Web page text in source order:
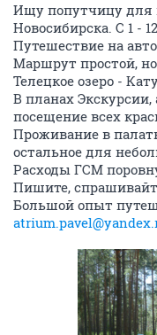
Ищу попутчицу для
Новосибирска. С 1 -
Путешествие на
Маршрут простой,
Телецкое озеро -
В планах
посещение всех
Проживание в
остальное для
Расходы ГСМ
Пишите,
Большой опыт